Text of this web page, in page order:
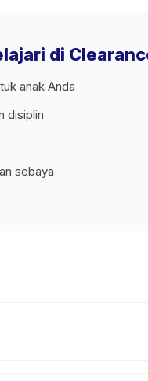
di
anak Anda
disiplin
sebaya